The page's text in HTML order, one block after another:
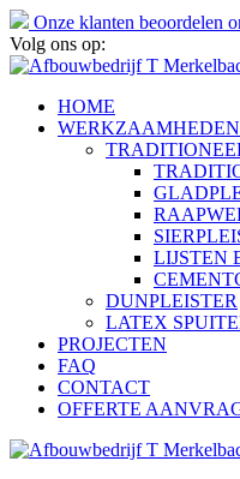
Onze klanten beoordelen
Volg ons op:
HOME
WERKZAAMHEDEN
LIJSTEN
DUNPLEISTER
LATEX
PROJECTEN
FAQ
CONTACT
OFFERTE